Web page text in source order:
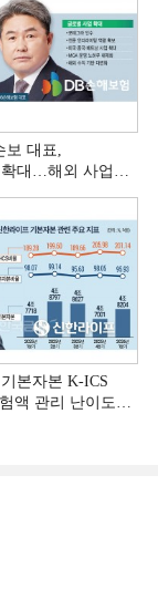
대표,
대…해외 사업
본자본 K-ICS
액 관리 난이도